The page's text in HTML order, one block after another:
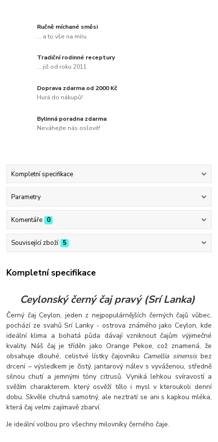
Ručně míchané směsi
... a to vše na míru
Tradiční rodinné receptury
... již od roku 2011
Doprava zdarma od 2000 Kč
Hurá do nákupů!
Bylinná poradna zdarma
Neváhejte nás oslovit!
Kompletní specifikace
Parametry
Komentáře 0
Související zboží 5
Kompletní specifikace
Ceylonský černý čaj pravý (Srí Lanka)
Černý čaj Ceylon, jeden z nejpopulárnějších černých čajů vůbec,
pochází ze svahů Srí Lanky - ostrova známého jako Ceylon, kde
ideální klima a bohatá půda dávají vzniknout čajům výjimečné
kvality. Náš čaj je tříděn jako Orange Pekoe, což znamená, že
obsahuje dlouhé, celistvé lístky čajovníku Camellia sinensisbez
drcení – výsledkem je čistý, jantarový nálev s vyváženou, středně
silnou chutí a jemnými tóny citrusů. Vyniká lehkou svíravostí a
svěžím charakterem, který osvěží tělo i mysl v kteroukoli denní
dobu. Skvěle chutná samotný, ale neztratí se ani s kapkou mléka,
která čaj velmi zajímavě zbarví.
Je ideální volbou pro všechny milovníky černého čaje.